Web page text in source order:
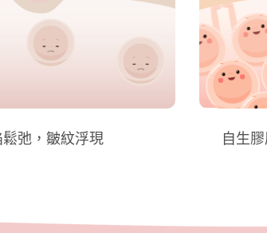
弛，皺紋浮現 自生